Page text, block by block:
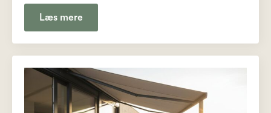
Læs mere